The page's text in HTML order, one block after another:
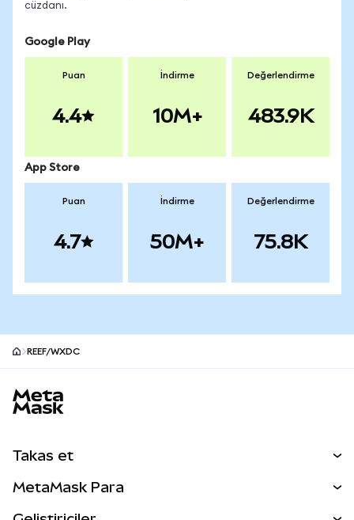
cüzdanı.
Google Play
Puan
4.4
İndirme
10M+
Değerlendirme
483.9K
App Store
Puan
4.7
İndirme
50M+
Değerlendirme
75.8K
REEF/WXDC
Takas et
MetaMask Para